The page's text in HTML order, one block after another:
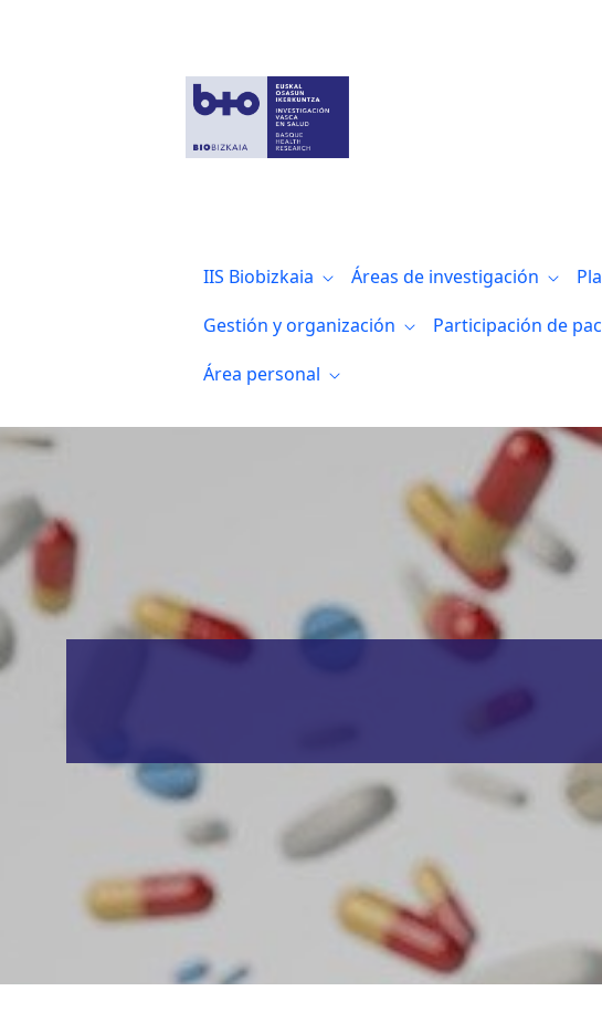
IIS Biobizkaia Áreas de investigación
Gestión y organización
Participación de
Área personal